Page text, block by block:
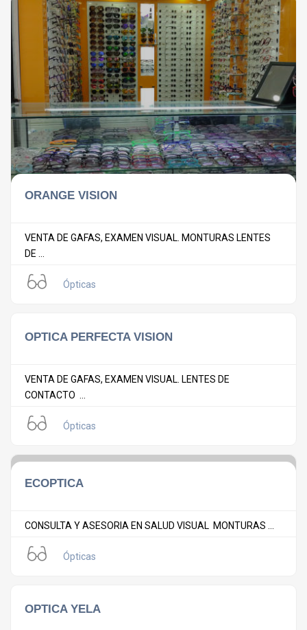
ORANGE VISION
VENTA DE GAFAS, EXAMEN VISUAL. MONTURAS LENTES
DE ...
Ópticas
OPTICA PERFECTA VISION
VENTA DE GAFAS, EXAMEN VISUAL. LENTES DE
CONTACTO ...
Ópticas
ECOPTICA
CONSULTA Y ASESORIA EN SALUD VISUAL MONTURAS ...
Ópticas
OPTICA YELA